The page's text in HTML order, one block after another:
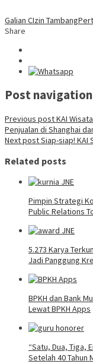
Galian CIzin Tambang
Share
Post navigation
Previous postKAI
Penjualan di Shanghai
Next postSiap-siap! KAI
Related posts
Pimpin Strategi
Public Relations
5.273 Karya
Jadi Panggung
BPKH dan Bank
Lewat BPKH Apps
“Satu, Dua, Tiga,
Setelah 40 Tahun